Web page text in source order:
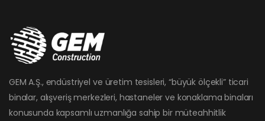
GEM A.Ş., endüstriyel ve üretim tesisleri, “büyük ölçekli” ticari
binalar, alışveriş merkezleri, hastaneler ve konaklama binaları
konusunda kapsamlı uzmanlığa sahip bir müteahhitlik